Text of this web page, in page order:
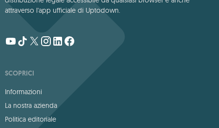
attraverso l'app ufficiale di Uptodown.
SCOPRICI
Informazioni
La nostra azienda
Politica editoriale